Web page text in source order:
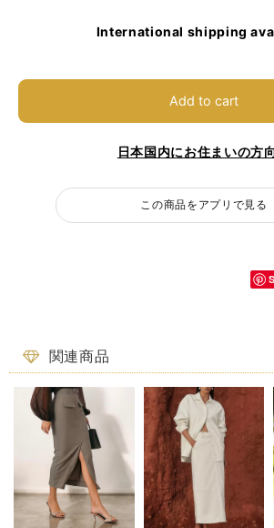
International shipping
Add to cart
日本国内にお住まいの方
この商品をアプリで見る
関連商品